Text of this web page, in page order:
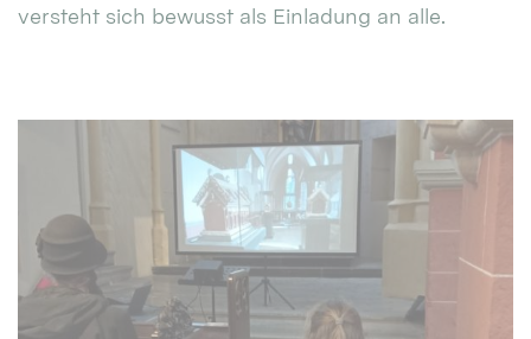
versteht sich bewusst als Einladung an alle.